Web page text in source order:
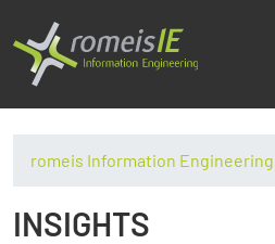
romeis Information Engineering
INSIGHTS